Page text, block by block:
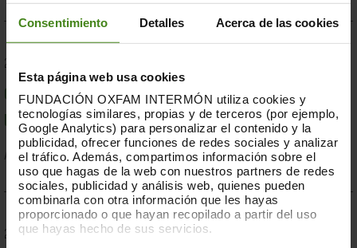
Consentimiento Detalles Acerca de las cookies
Esta página web usa cookies
FUNDACIÓN OXFAM INTERMÓN utiliza cookies y
tecnologías similares, propias y de terceros (por ejemplo,
Google Analytics) para personalizar el contenido y la
publicidad, ofrecer funciones de redes sociales y analizar
el tráfico. Además, compartimos información sobre el
uso que hagas de la web con nuestros partners de redes
sociales, publicidad y análisis web, quienes pueden
combinarla con otra información que les hayas
proporcionado o que hayan recopilado a partir del uso
que hayas hecho de sus servicios.
23.07.2019
Compromesos o complaents: una resposta fallida a
la crisi per sequera a la Banya d'Àfrica de 2019
Acció Humanitària-Resiliència i Mitjans de Vida
28.03.2019